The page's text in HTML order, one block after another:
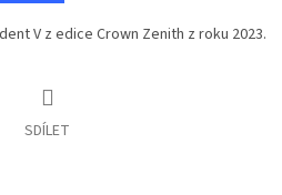
V z edice Crown Zenith z roku 2023.
SDÍLET